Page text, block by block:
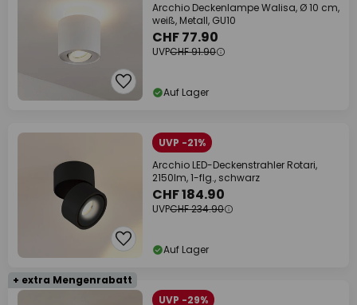
Arcchio Deckenlampe Walisa, Ø 10 cm,
weiß, Metall, GU10
CHF 77.90
UVPCHF 91.90
Auf Lager
UVP -21%
Arcchio LED-Deckenstrahler Rotari,
2150lm, 1-flg., schwarz
CHF 184.90
UVPCHF 234.90
Auf Lager
+ extra Mengenrabatt
UVP -29%